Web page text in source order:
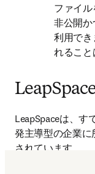
ファイ
非公開
利用でき
れること
LeapSpaceは、す
発主導型の企業
されています。